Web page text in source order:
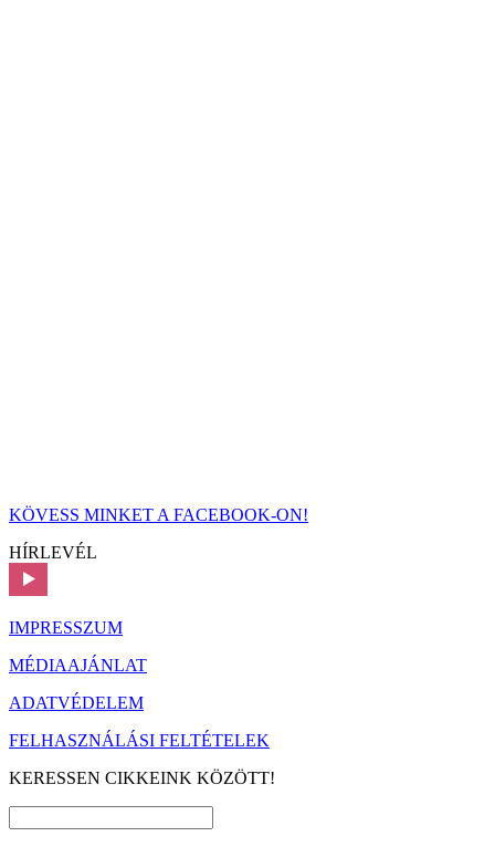
KÖVESS MINKET A FACEBOOK-ON!
HÍRLEVÉL
IMPRESSZUM
MÉDIAAJÁNLAT
ADATVÉDELEM
FELHASZNÁLÁSI FELTÉTELEK
KERESSEN CIKKEINK KÖZÖTT!